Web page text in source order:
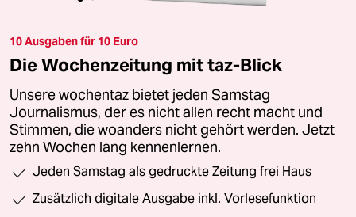
10 Ausgaben für 10 Euro
Die Wochenzeitung mit taz-Blick
Unsere wochentaz bietet jeden Samstag
Journalismus, der es nicht allen recht macht und
Stimmen, die woanders nicht gehört werden. Jetzt
zehn Wochen lang kennenlernen.
Jeden Samstag als gedruckte Zeitung frei Haus
Zusätzlich digitale Ausgabe inkl. Vorlesefunktion